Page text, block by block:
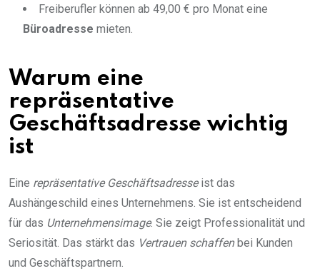
Freiberufler können ab 49,00 € pro Monat eine
Büroadresse mieten.
Warum eine
repräsentative
Geschäftsadresse wichtig
ist
Eine repräsentative Geschäftsadresseist das
Aushängeschild eines Unternehmens. Sie ist entscheidend
für das Unternehmensimage. Sie zeigt Professionalität und
Seriosität. Das stärkt das Vertrauen schaffenbei Kunden
und Geschäftspartnern.